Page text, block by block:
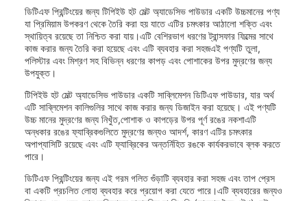
ডিটিএফ প্রিন্টিংয়ের জন্য টিপিইউ হট মেল্ট অ্যাডেসিভ পাউডার একটি উচ্চমানের পণ্য
যা প্রিমিয়াম উপকরণ থেকে তৈরি করা হয় যাতে এটির চমৎকার আঠালো শক্তি এবং
স্থায়িত্ব রয়েছে তা নিশ্চিত করা যায়।এটি বেশিরভাগ ধরণের ট্রান্সফার ফিল্মের সাথে
কাজ করার জন্য তৈরি করা হয়েছে এবং এটি ব্যবহার করা সহজএই পণ্যটি তুলা,
পলিস্টার এবং মিশ্রণ সহ বিভিন্ন ধরণের কাপড় এবং পোশাকের উপর মুদ্রণের জন্য
উপযুক্ত।
টিপিইউ হট মেল্ট অ্যাডেসিভ পাউডার একটি সাব্লিমেশন ডিটিএফ পাউডার, যার অর্থ
এটি সাব্লিমেশন কালিগুলির সাথে কাজ করার জন্য ডিজাইন করা হয়েছে। এই পণ্যটি
উচ্চ মানের মুদ্রণের জন্য নিখুঁত,পোশাক ও কাপড়ের উপর পূর্ণ রঙের নকশাএটি
অন্ধকার রঙের ফ্যাব্রিকগুলিতে মুদ্রণের জন্যও আদর্শ, কারণ এটির চমৎকার
অপাপ্যাসিটি রয়েছে এবং এটি ফ্যাব্রিকের অন্তর্নিহিত রঙকে কার্যকরভাবে ব্লক করতে
পারে।
ডিটিএফ প্রিন্টিংয়ের জন্য এই গরম গলিত গুঁড়াটি ব্যবহার করা সহজ এবং তাপ প্রেস
বা একটি প্রচলিত লোহা ব্যবহার করে প্রয়োগ করা যেতে পারে।এটি ব্যবহারের জন্যও